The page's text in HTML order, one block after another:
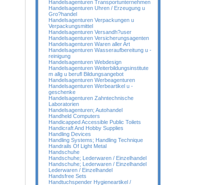
Handelsagenturen Transportunternehmen
Handelsagenturen Uhren / Erzeugung u
Gro?handel
Handelsagenturen Verpackungen u
Verpackungsmittel
Handelsagenturen Versandh?user
Handelsagenturen Versicherungsagenten
Handelsagenturen Waren aller Art
Handelsagenturen Wasseraufbereitung u -
reinigung
Handelsagenturen Webdesign
Handelsagenturen Weiterbildungsinstitute
m allg u berufl Bildungsangebot
Handelsagenturen Werbeagenturen
Handelsagenturen Werbeartikel u -
geschenke
Handelsagenturen Zahntechnische
Laboratorien
Handelsagenturen; Autohandel
Handheld Computers
Handicapped Accessible Public Toilets
Handicraft And Hobby Supplies
Handling Devices
Handling Systems; Handling Technique
Handrails Of Light Metal
Handschuhe
Handschuhe; Lederwaren / Einzelhandel
Handschuhe; Lederwaren / Einzelhandel
Lederwaren / Einzelhandel
Handsfree Sets
Handtuchspender Hygieneartikel /